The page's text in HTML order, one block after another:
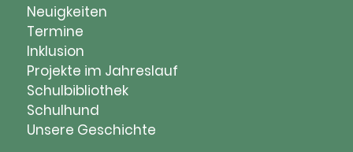
Navigation
überspringen
Neuigkeiten
Termine
Inklusion
Projekte im Jahreslauf
Schulbibliothek
Schulhund
Unsere Geschichte